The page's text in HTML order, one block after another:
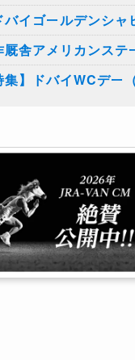
バイゴールデンシ
厩舎アメリカンス
集】ドバイWCデー